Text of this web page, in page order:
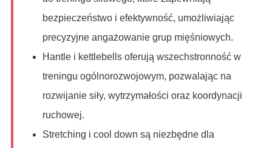
bezpieczeństwo i efektywność, umożliwiając
precyzyjne angażowanie grup mięśniowych.
Hantle i kettlebells oferują wszechstronność w
treningu ogólnorozwojowym, pozwalając na
rozwijanie siły, wytrzymałości oraz koordynacji
ruchowej.
Stretching i cool down są niezbędne dla